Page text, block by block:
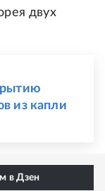
двух
из капли
в Дзен